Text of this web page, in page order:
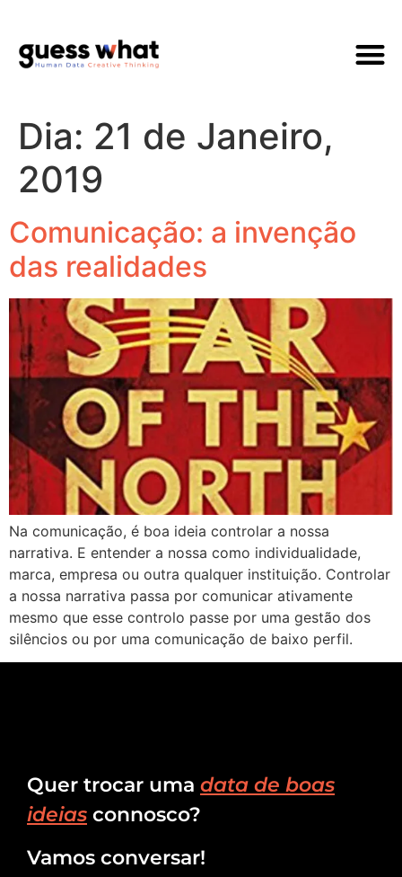
Dia: 21 de Janeiro,
2019
Comunicação: a invenção
das realidades
Na comunicação, é boa ideia controlar a nossa
narrativa. E entender a nossa como individualidade,
marca, empresa ou outra qualquer instituição. Controlar
a nossa narrativa passa por comunicar ativamente
mesmo que esse controlo passe por uma gestão dos
silêncios ou por uma comunicação de baixo perfil.
Quer trocar uma data de boas
ideias connosco?
Vamos conversar!